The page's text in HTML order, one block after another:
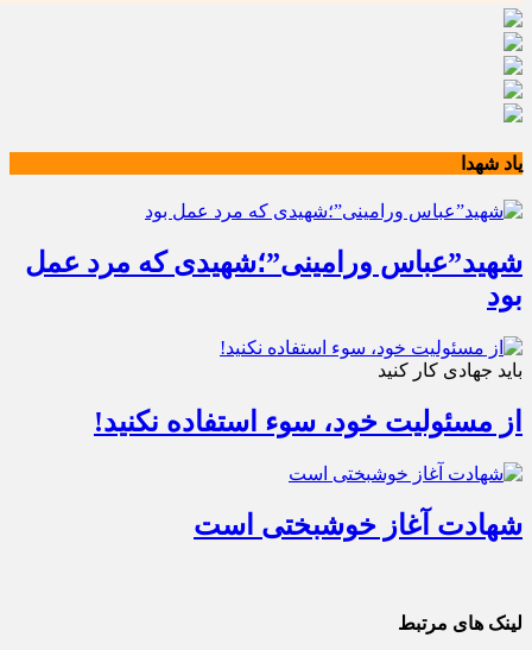
یاد شهدا
شهید”عباس ورامینی”؛شهیدی که مرد عمل
بود
باید جهادی کار کنید
از مسئولیت خود، سوء استفاده نکنید!
شهادت آغاز خوشبختی است
لینک های مرتبط